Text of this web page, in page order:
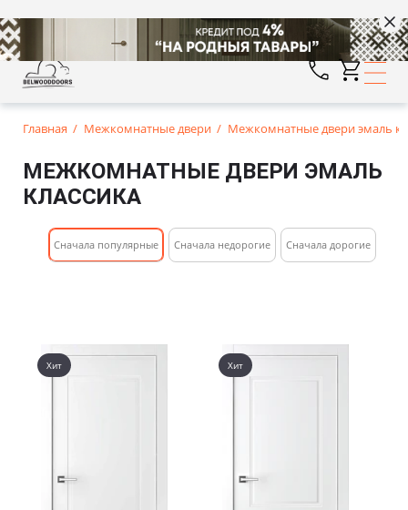
Главная Межкомнатные двери Межкомнатные двери эмаль
МЕЖКОМНАТНЫЕ ДВЕРИ ЭМАЛЬ
КЛАССИКА
Cначала популярные Сначала недорогие Cначала дорогие
Хит Хит